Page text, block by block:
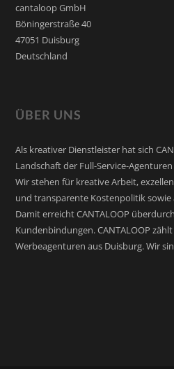
cantaloop GmbH
Böningerstraße 40
47051 Duisburg
Deutschland
ÜBER UNS
Als kreativer Dienstleister hat sich
Landschaft der Full-Service-
Wir stehen für kreative Arbeit,
und transparente Kostenpolitik sowie
Damit erreicht CANTALOOP
Kundenbindungen. CANTALOOP
Werbeagenturen aus Duisburg. Wir